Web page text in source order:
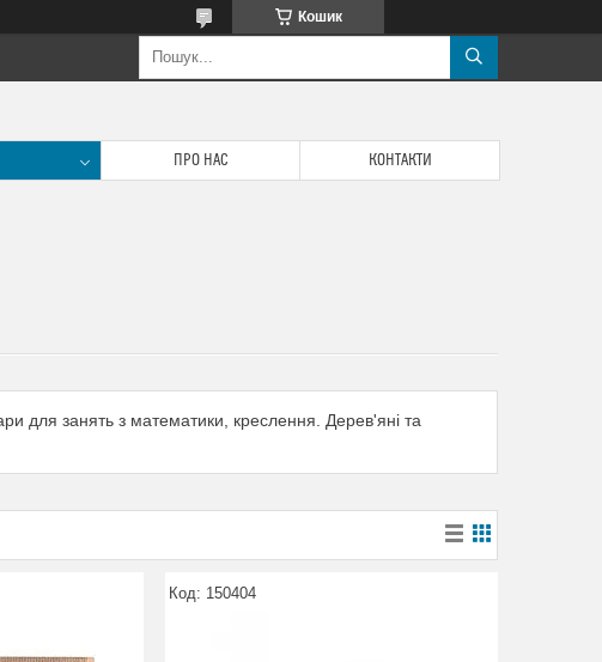
Кошик
ПРО НАС КОНТАКТИ
для занять з математики, креслення. Дерев'яні та
150404